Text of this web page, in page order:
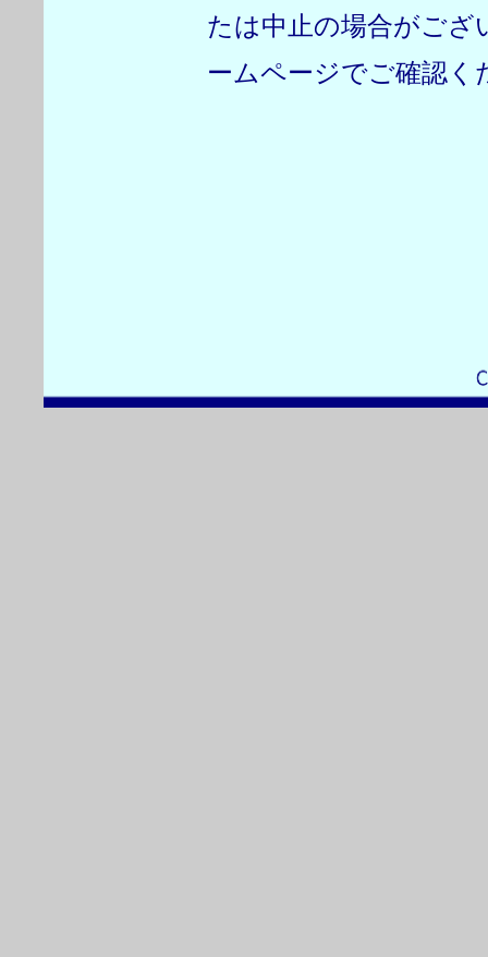
たは中止の場合がござ
ームページでご確認く